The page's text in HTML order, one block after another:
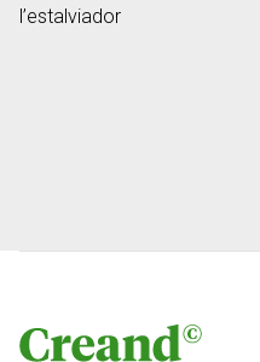
l’estalviador